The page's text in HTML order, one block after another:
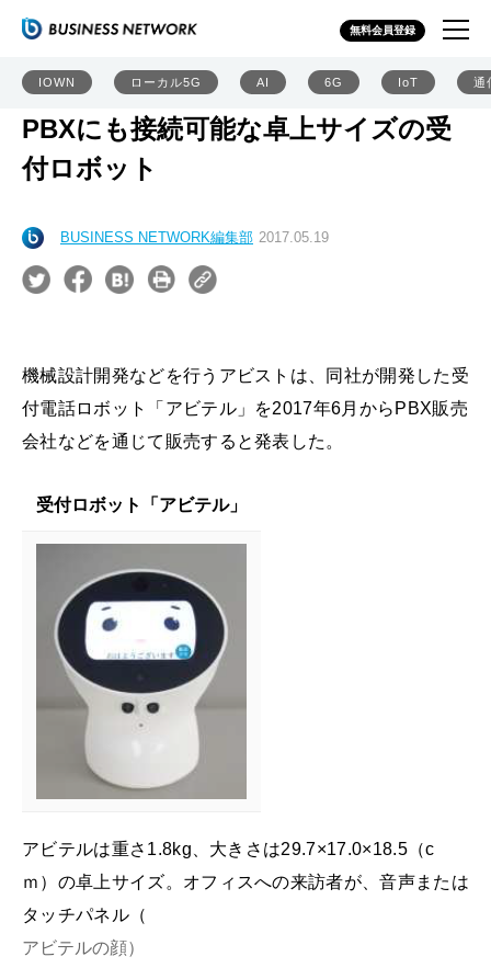
無料会員登録
IOWN ローカル5G AI 6G IoT 通
PBXにも接続可能な卓上サイズの受
付ロボット
BUSINESS NETWORK編集部 2017.05.19
機械設計開発などを行うアビストは、同社が開発した受
付電話ロボット「アビテル」を2017年6月からPBX販売
会社などを通じて販売すると発表した。
受付ロボット「アビテル」
アビテルは重さ1.8kg、大きさは29.7×17.0×18.5（c
ｍ）の卓上サイズ。オフィスへの来訪者が、音声または
タッチパネル（
アビテルの顔）